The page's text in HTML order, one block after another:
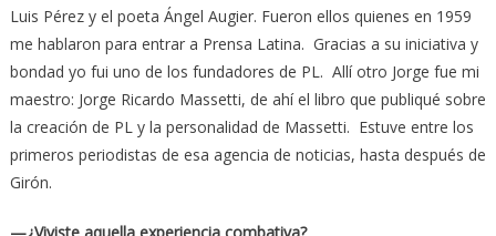
Luis Pérez y el poeta Ángel Augier. Fueron ellos quienes en 1959
me hablaron para entrar a Prensa Latina. Gracias a su iniciativa y
bondad yo fui uno de los fundadores de PL. Allí otro Jorge fue mi
maestro: Jorge Ricardo Massetti, de ahí el libro que publiqué sobre
la creación de PL y la personalidad de Massetti. Estuve entre los
primeros periodistas de esa agencia de noticias, hasta después de
Girón.
—¿Viviste aquella experiencia combativa?